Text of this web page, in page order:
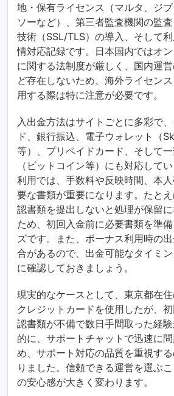
地・保有ライセンス（マルタ、ジ
ソーなど）、第三者監査機関の監
技術（SSL/TLS）の導入、そして
情対応記録です。日本国内ではオ
に関する法制度が厳しく、国内運
ど存在しないため、海外ライセン
用する際は特に注意が必要です。
入出金方法はサイトごとに多彩で
ド、銀行振込、電子ウォレット（
等）、プリペイドカード、そして
（ビットコイン等）にも対応して
利用では、手数料や反映時間、本
要な書類が重要になります。たと
認書類を提出しないと処理が保留
ため、初回入金前に必要書類を準
ズです。また、ボーナス利用時の
合があるので、出金可能なタイミ
に確認しておきましょう。
現実的なケースとして、東京都在
クレジットカードを使用したが、
認書類が不備で数日手間取った経
的に、サポートチャットで迅速に
め、サポート対応の品質を重視す
りました。信頼できる運営を選ぶ
の安心感が大きく変わります。